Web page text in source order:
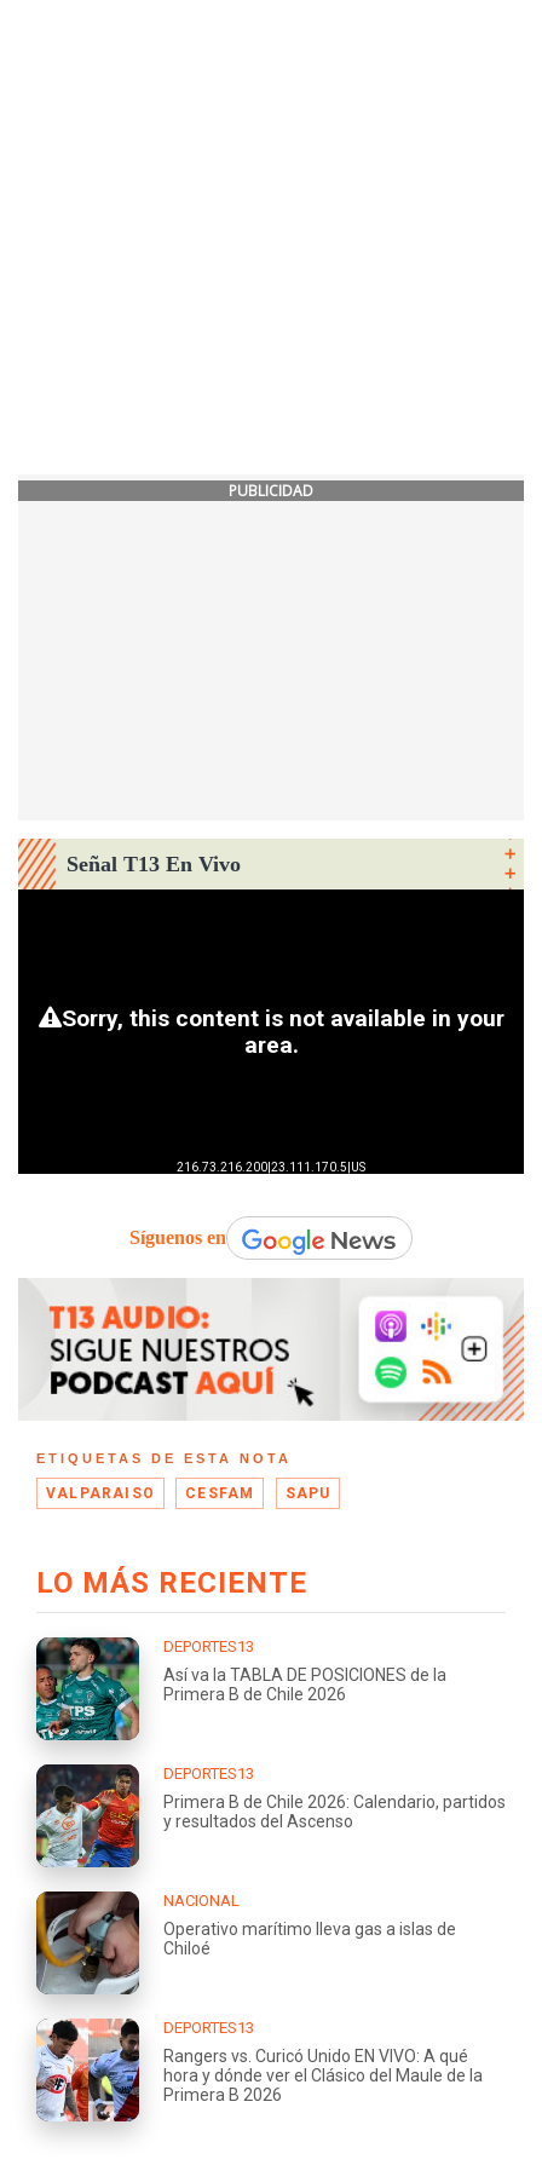
PUBLICIDAD
Señal T13 En Vivo
Síguenos en
ETIQUETAS DE ESTA NOTA
VALPARAISO CESFAM SAPU
LO MÁS RECIENTE
DEPORTES13
Así va la TABLA DE POSICIONES de la
Primera B de Chile 2026
DEPORTES13
Primera B de Chile 2026: Calendario, partidos
y resultados del Ascenso
NACIONAL
Operativo marítimo lleva gas a islas de
Chiloé
DEPORTES13
Rangers vs. Curicó Unido EN VIVO: A qué
hora y dónde ver el Clásico del Maule de la
Primera B 2026